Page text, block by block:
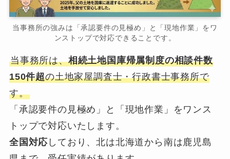
当事務所の強みは「承認要件の見極め」と「現地作業」をワ
ンストップで対応できることです。
当事務所は、相続土地国庫帰属制度の相談件数
150件超の土地家屋調査士・行政書士事務所で
す。
「承認要件の見極め」と「現地作業」をワンス
トップで対応いたします。
全国対応 しており、北は北海道から南は鹿児島